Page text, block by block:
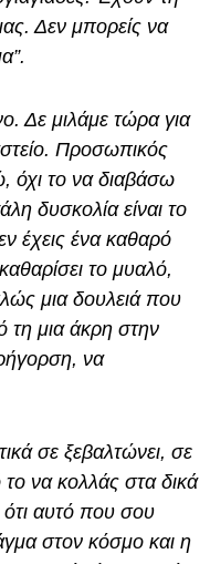
Δεν μπορείς να
Δε μιλάμε τώρα για
Προσωπικός
όχι το να διαβάσω
δυσκολία είναι το
έχεις ένα καθαρό
το μυαλό,
μια δουλειά που
τη μια άκρη στην
να
σε ξεβαλτώνει, σε
το να κολλάς στα δικά
αυτό που σου
στον κόσμο και η